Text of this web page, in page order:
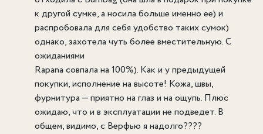
к другой сумке, а носила больше именно ее) и
распробовала для себя удобство таких сумок)
однако, захотела чуть более вместительную. С
ожиданиями
Rapana совпала на 100%). Как и у предыдущей
покупки, исполнение на высоте! Кожа, швы,
фурнитура — приятно на глаз и на ощупь. Плюс
ожидаю, что и в эксплуатации не подведет. В
общем, видимо, с Верфью я надолго????